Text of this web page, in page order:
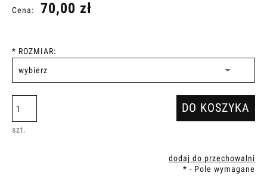
Cena: 70,00 zł
* ROZMIAR:
szt.
DO KOSZYKA
dodaj do przechowalni
* - Pole wymagane